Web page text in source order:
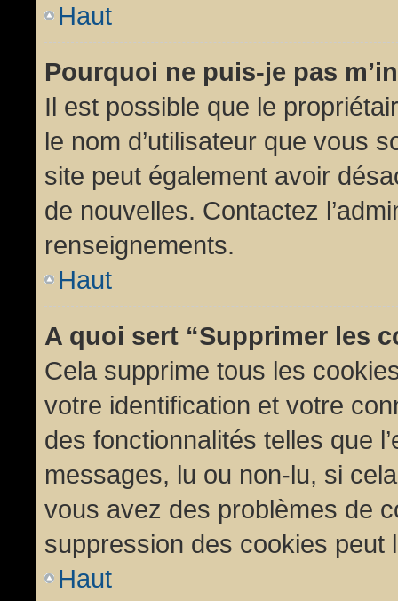
Haut
Pourquoi ne puis-je pas
Il est possible que le
le nom d’utilisateur que vous
site peut également avoir
de nouvelles. Contactez
renseignements.
Haut
A quoi sert “Supprimer les
Cela supprime tous les
votre identification et votre
des fonctionnalités telles que
messages, lu ou non-lu, si
vous avez des problèmes de
suppression des cookies peut
Haut